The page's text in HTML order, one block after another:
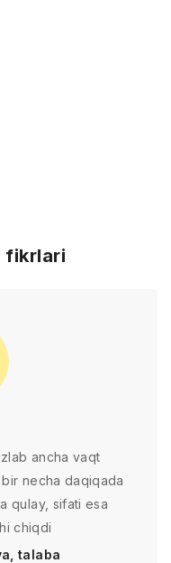
fikrlari
ancha vaqt
necha daqiqada
qulay, sifati esa
chiqdi
talaba